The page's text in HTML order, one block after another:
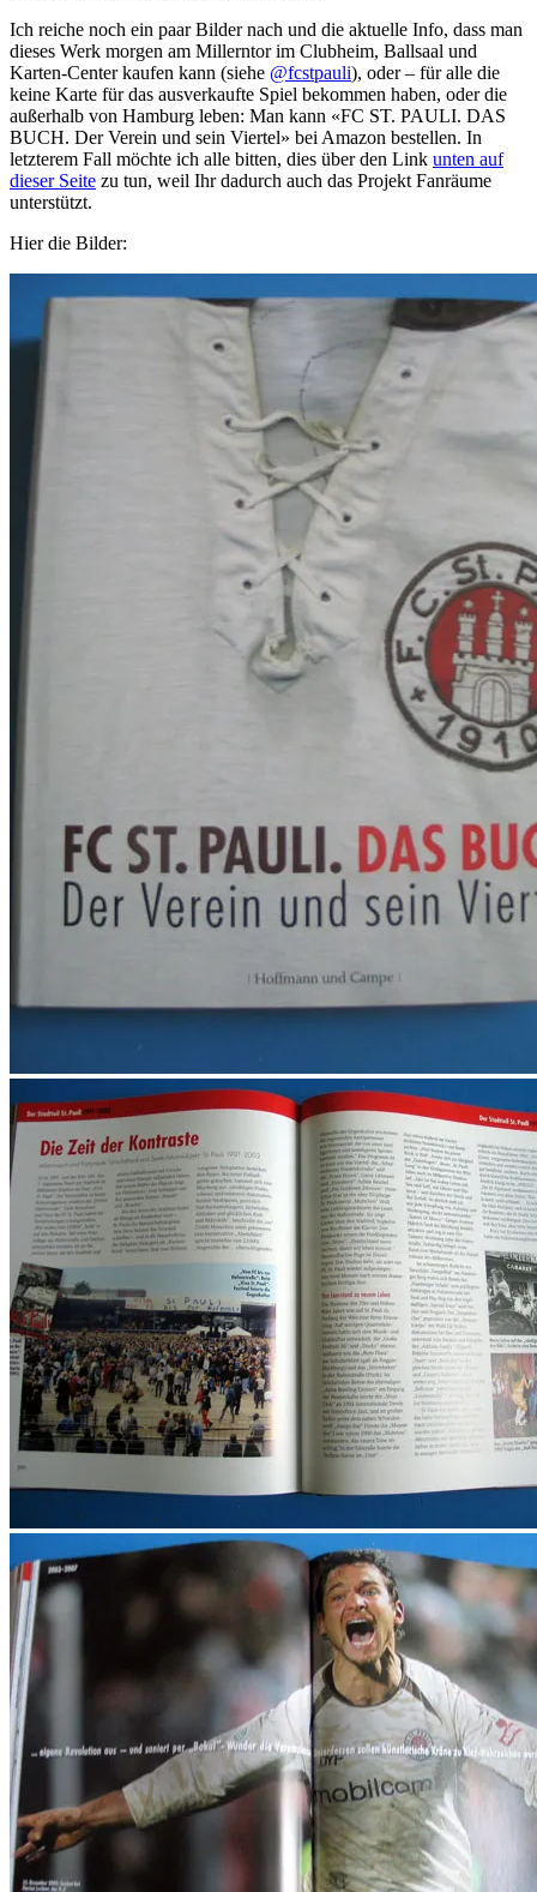
Ich reiche noch ein paar Bilder nach und die aktuelle Info, dass man
dieses Werk morgen am Millerntor im Clubheim, Ballsaal und
Karten-Center kaufen kann (siehe @fcstpauli), oder – für alle die
keine Karte für das ausverkaufte Spiel bekommen haben, oder die
außerhalb von Hamburg leben: Man kann «FC ST. PAULI. DAS
BUCH. Der Verein und sein Viertel» bei Amazon bestellen. In
letzterem Fall möchte ich alle bitten, dies über den Link unten auf
dieser Seite zu tun, weil Ihr dadurch auch das Projekt Fanräume
unterstützt.
Hier die Bilder: